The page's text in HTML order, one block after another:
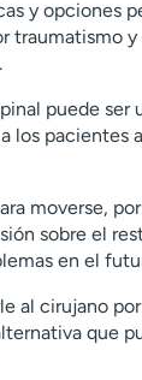
y opciones
traumatismo
puede ser
los pacientes
moverse,
sobre el
en el
al cirujano
que